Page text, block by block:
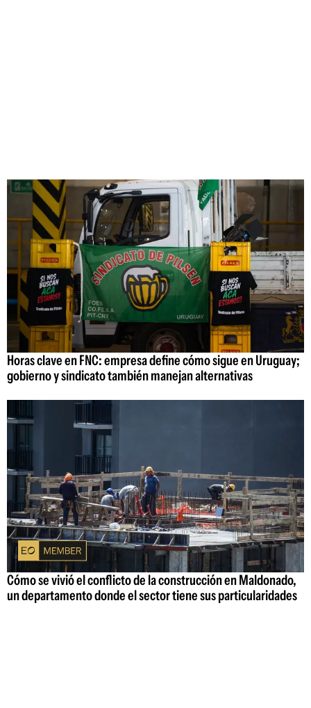
Horas clave en FNC: empresa define cómo sigue en Uruguay;
gobierno y sindicato también manejan alternativas
Cómo se vivió el conflicto de la construcción en Maldonado,
un departamento donde el sector tiene sus particularidades